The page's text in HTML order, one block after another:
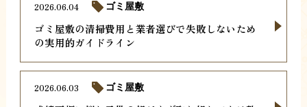
ゴミ屋敷の清掃費用と業者選びで失敗しないため
の実用的ガイドライン
2026.06.04 ゴミ屋敷
2026.06.03 ゴミ屋敷